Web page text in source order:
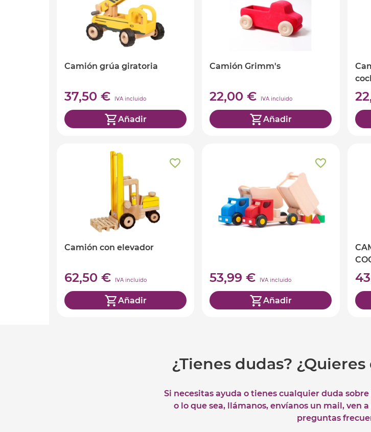
Camión grúa giratoria
37,50 € IVA incluido
Añadir
Camión Grimm's
22,00 € IVA incluido
Añadir
Camión con elevador
62,50 € IVA incluido
Añadir
53,99 € IVA incluido
Añadir
¿Tienes dudas?
Si necesitas ayuda o tienes cualquier duda
o lo que sea, llámanos, envíanos un mail, ven
preguntas